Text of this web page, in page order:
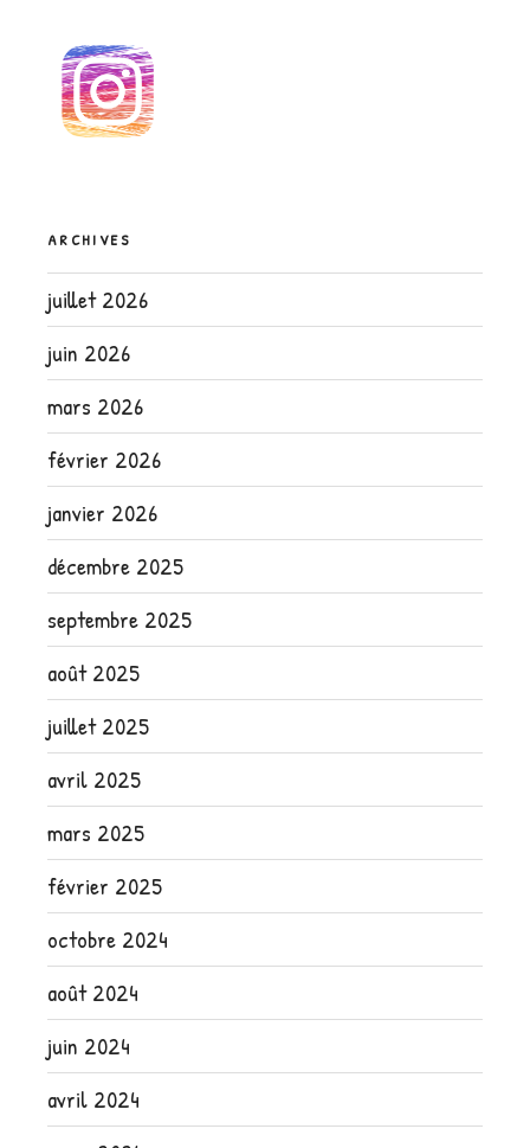
ARCHIVES
juillet 2026
juin 2026
mars 2026
février 2026
janvier 2026
décembre 2025
septembre 2025
août 2025
juillet 2025
avril 2025
mars 2025
février 2025
octobre 2024
août 2024
juin 2024
avril 2024